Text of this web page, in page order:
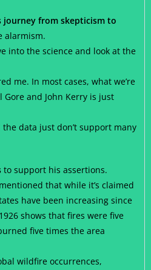
journey from skepticism to
alarmism.
into the science and look at the
me. In most cases, what we’re
and John Kerry is just
data just don’t support many
to support his assertions.
that while it’s claimed
have been increasing since
shows that fires were five
five times the area
wildfire occurrences,